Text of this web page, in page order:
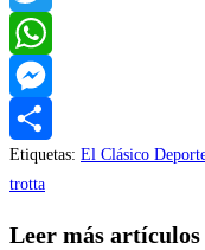
Twitter
WhatsApp
Messenger
Compartir
Etiquetas: El Clásico
trotta
Leer más artículos